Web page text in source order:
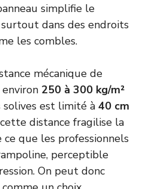
simplifie le
dans des endroits
les combles.
mécanique de
250 à 300 kg/m²
solives est limité à 40 cm
distance fragilise la
que les professionnels
perceptible
On peut donc